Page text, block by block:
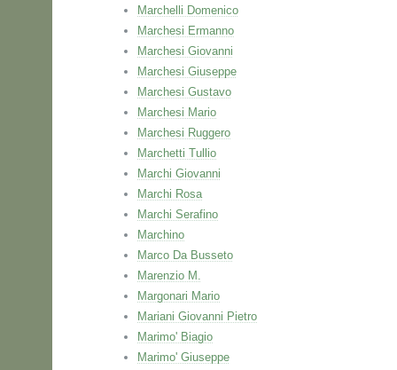
Marchelli Domenico
Marchesi Ermanno
Marchesi Giovanni
Marchesi Giuseppe
Marchesi Gustavo
Marchesi Mario
Marchesi Ruggero
Marchetti Tullio
Marchi Giovanni
Marchi Rosa
Marchi Serafino
Marchino
Marco Da Busseto
Marenzio M.
Margonari Mario
Mariani Giovanni Pietro
Marimo' Biagio
Marimo' Giuseppe